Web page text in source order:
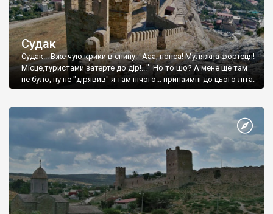
Судак
Судак... Вже чую крики в спину: "Ааа, попса! Муляжна фортеця!
Місце,туристами затерте до дір!..." Но то шо? А мене ще там
не було, ну не "дірявив" я там нічого... принаймні до цього літа.